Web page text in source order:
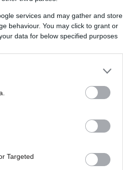
services and may gather and store
behaviour. You may click to grant or
data for below specified purposes
Targeted
και εν
Συλλογικών
των